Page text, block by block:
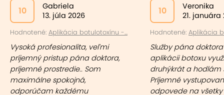
10
Gabriela
13. júla 2026
Hodnotené: Aplikácia botulotoxínu -...
Vysoká profesionalita, veľmi
príjemný pristup pána doktora,
príjemné prostredie.. Som
maximálne spokojná,
odporúčam každému
10
Veronika
21. januára
Hodnotené: Aplikácia
Služby pána
aplikácii botoxu
druhýkrát a hodlám
Príjemné
odpovede na všetky